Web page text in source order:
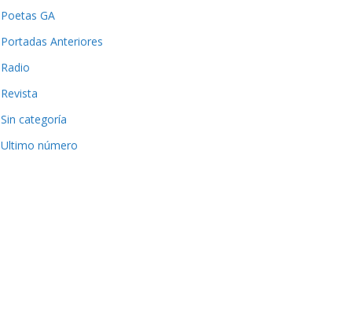
Poetas GA
Portadas Anteriores
Radio
Revista
Sin categoría
Ultimo número